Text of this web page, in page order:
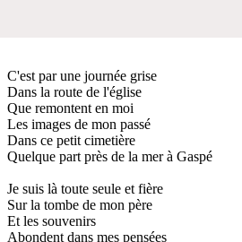
C'est par une journée grise
Dans la route de l'église
Que remontent en moi
Les images de mon passé
Dans ce petit cimetière
Quelque part près de la mer à Gaspé
Je suis là toute seule et fière
Sur la tombe de mon père
Et les souvenirs
Abondent dans mes pensées